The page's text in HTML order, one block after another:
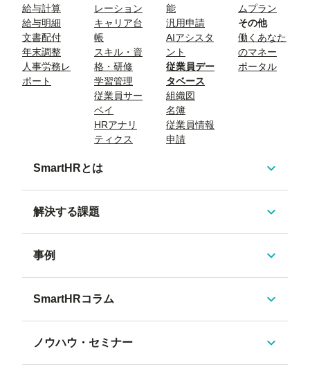
給与計算
給与明細
文書配付
年末調整
人事労務レ
ポート
レーション
キャリア台
帳
スキル・資
格・研修
学習管理
従業員サー
ベイ
HRアナリ
ティクス
能
汎用申請
AIアシスタ
ント
従業員デー
タベース
組織図
名簿
従業員情報
申請
ムプラン
その他
働くあなた
のマネー
ポータル
SmartHRとは
解決する課題
事例
SmartHRコラム
ノウハウ・セミナー